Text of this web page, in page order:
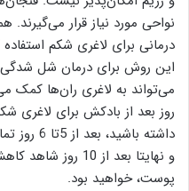
نواحی مورد نیاز قرار
درمانی برای لاغری شکم استفاده
این روش برای درمان شل‌
می‌تواند به لاغری ران‌ها کمک
روز بعد از بادکش برای
داشته
و نهایتا بعد از
پوست، خواهید بود.